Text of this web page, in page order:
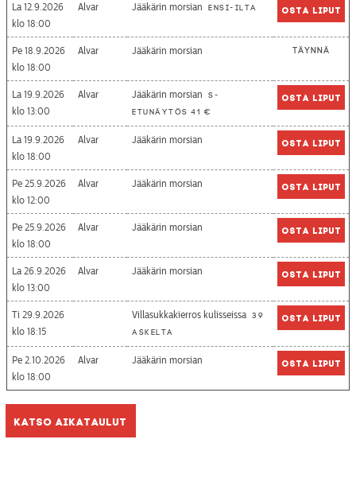
La 12.9.2026
18:00
Alvar Jääkärin morsian Ensi-ilta Osta liput
Pe 18.9.2026
18:00
Alvar Jääkärin morsian Täynnä
La 19.9.2026
13:00
Alvar Jääkärin morsian
S-
etunäytös 41 €
Osta liput
La 19.9.2026
18:00
Alvar Jääkärin morsian Osta liput
Pe 25.9.2026
12:00
Alvar Jääkärin morsian Osta liput
Pe 25.9.2026
18:00
Alvar Jääkärin morsian Osta liput
La 26.9.2026
13:00
Alvar Jääkärin morsian Osta liput
Ti 29.9.2026
18:15
Villasukkakierros kulisseissa 39
askelta
Osta liput
Pe 2.10.2026
18:00
Alvar Jääkärin morsian Osta liput
Katso aikataulut